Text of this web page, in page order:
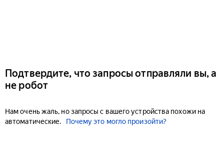
Подтвердите, что запросы отправляли вы, а
не робот
Нам очень жаль, но запросы с вашего устройства похожи на
автоматические.
Почему это могло произойти?